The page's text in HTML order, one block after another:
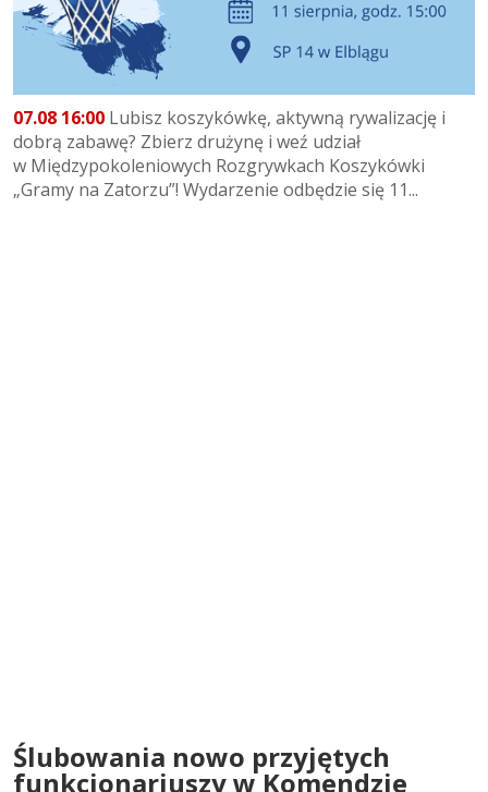
07.08 16:00 Lubisz koszykówkę, aktywną rywalizację i
dobrą zabawę? Zbierz drużynę i weź udział
w Międzypokoleniowych Rozgrywkach Koszykówki
„Gramy na Zatorzu”! Wydarzenie odbędzie się 11...
Ślubowania nowo przyjętych
funkcjonariuszy w Komendzie